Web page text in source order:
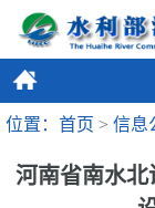
位置：首页 > 信息
河南省南水